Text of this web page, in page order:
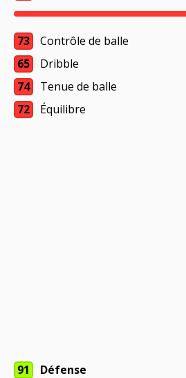
73
Contrôle de balle
65
Dribble
74
Tenue de balle
72
Équilibre
91 Défense